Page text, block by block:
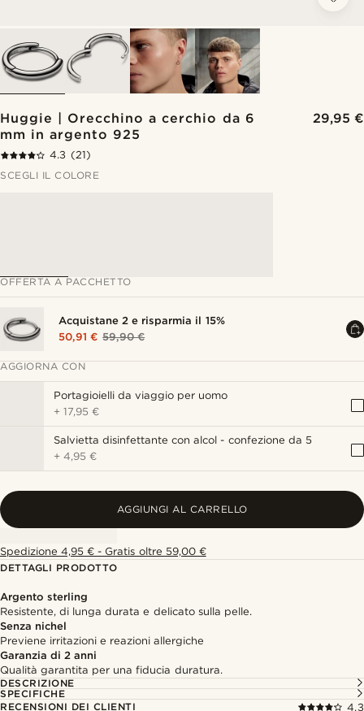
Huggie | Orecchino a cerchio da 6
mm in argento 925
29,95 €
4.3 (21)
SCEGLI IL COLORE
OFFERTA A PACCHETTO
Acquistane 2 e risparmia il 15%
50,91 € 59,90 €
AGGIORNA CON
Portagioielli da viaggio per uomo
+17,95 €
Salvietta disinfettante con alcol - confezione da 5
+4,95 €
AGGIUNGI AL CARRELLO
Spedizione 4,95 € - Gratis oltre 59,00 €
DETTAGLI PRODOTTO
Argento sterling
Resistente, di lunga durata e delicato sulla pelle.
Senza nichel
Previene irritazioni e reazioni allergiche
Garanzia di 2 anni
Qualità garantita per una fiducia duratura.
DESCRIZIONE
SPECIFICHE
RECENSIONI DEI CLIENTI
4.3